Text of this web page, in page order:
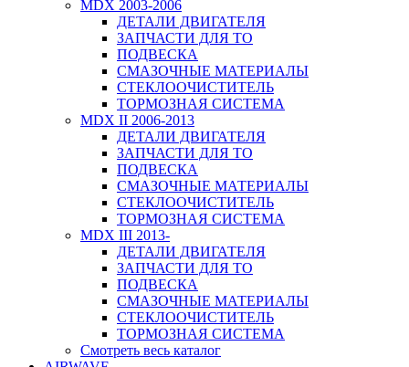
MDX 2003-2006
ДЕТАЛИ ДВИГАТЕЛЯ
ЗАПЧАСТИ ДЛЯ ТО
ПОДВЕСКА
СМАЗОЧНЫЕ МАТЕРИАЛЫ
СТЕКЛООЧИСТИТЕЛЬ
ТОРМОЗНАЯ СИСТЕМА
MDX II 2006-2013
ДЕТАЛИ ДВИГАТЕЛЯ
ЗАПЧАСТИ ДЛЯ ТО
ПОДВЕСКА
СМАЗОЧНЫЕ МАТЕРИАЛЫ
СТЕКЛООЧИСТИТЕЛЬ
ТОРМОЗНАЯ СИСТЕМА
MDX III 2013-
ДЕТАЛИ ДВИГАТЕЛЯ
ЗАПЧАСТИ ДЛЯ ТО
ПОДВЕСКА
СМАЗОЧНЫЕ МАТЕРИАЛЫ
СТЕКЛООЧИСТИТЕЛЬ
ТОРМОЗНАЯ СИСТЕМА
Смотреть весь каталог